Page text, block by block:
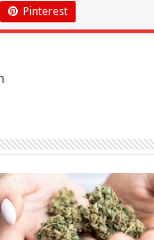
Pinterest